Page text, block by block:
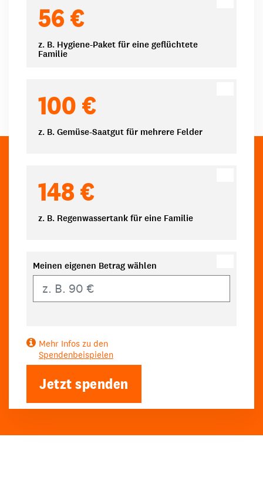
56 €
z. B. Hygiene-Paket für eine geflüchtete
Familie
100 €
z. B. Gemüse-Saatgut für mehrere Felder
148 €
z. B. Regenwassertank für eine Familie
Meinen eigenen Betrag wählen
Mehr Infos zu den
Spendenbeispielen
Jetzt spenden